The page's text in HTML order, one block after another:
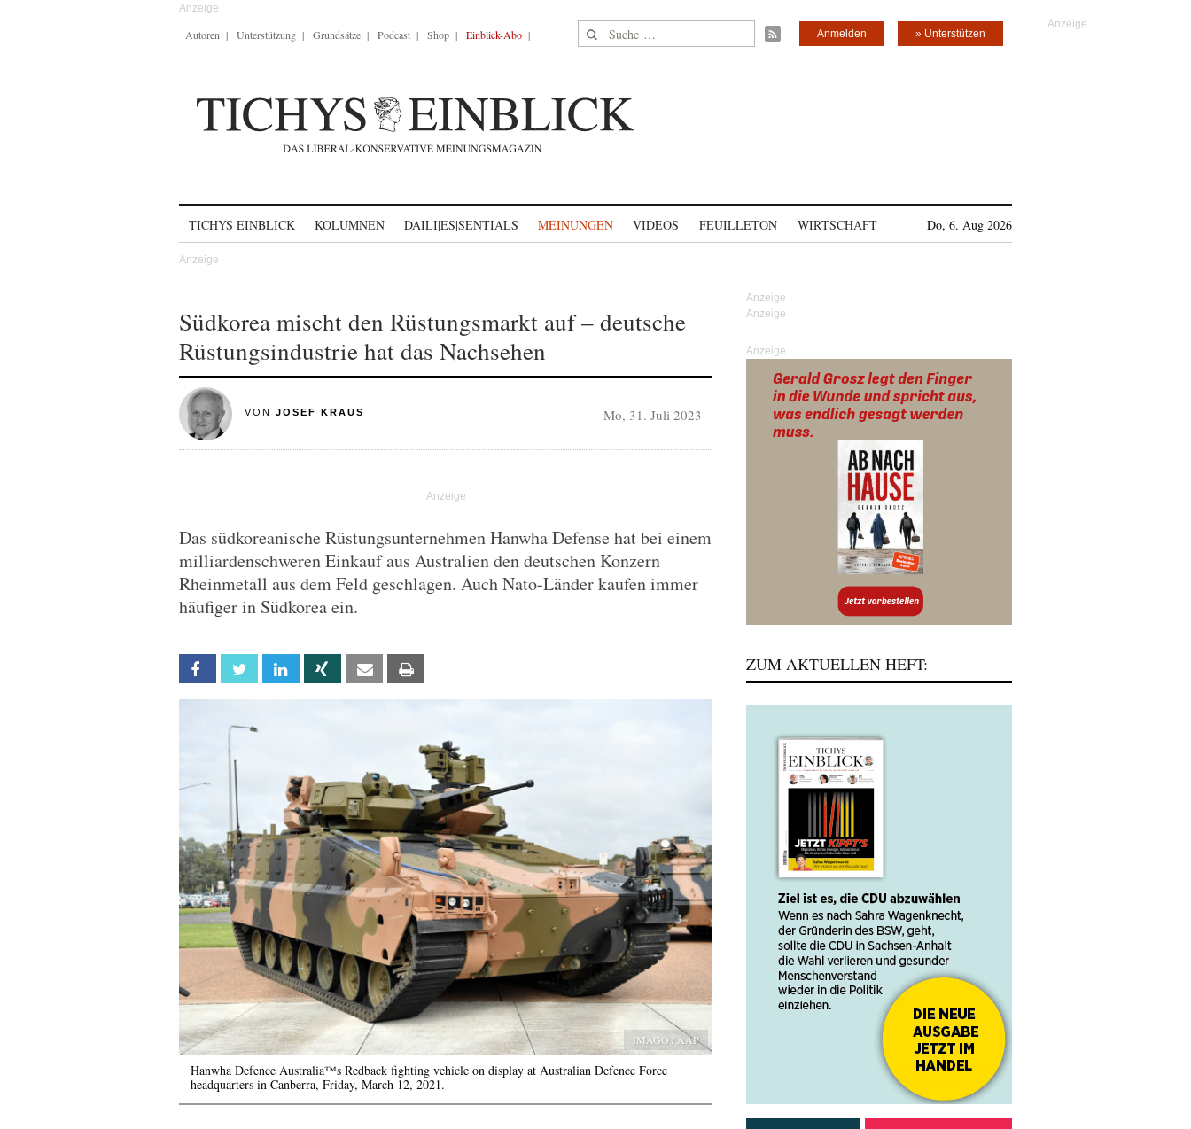
Autoren Unterstützung Grundsätze Podcast Shop Einblick-Abo Suche nach: » Unterstützen
Anmelden
TICHYS EINBLICK KOLUMNEN DAILI|ES|SENTIALS MEINUNGEN VIDEOS FEUILLETON WIRTSCHAFT Do, 6. Aug 2026
Südkorea mischt den Rüstungsmarkt auf – deutsche
Rüstungsindustrie hat das Nachsehen
VON JOSEF KRAUS Mo, 31. Juli 2023
Das südkoreanische Rüstungsunternehmen Hanwha Defense hat bei einem
milliardenschweren Einkauf aus Australien den deutschen Konzern
Rheinmetall aus dem Feld geschlagen. Auch Nato-Länder kaufen immer
häufiger in Südkorea ein.
Facebook Twitter Linkedin Xing Email
IMAGO / AAP
Hanwha Defence Australia™s Redback fighting vehicle on display at Australian Defence Force
headquarters in Canberra, Friday, March 12, 2021.
Anzeige
ZUM AKTUELLEN HEFT: